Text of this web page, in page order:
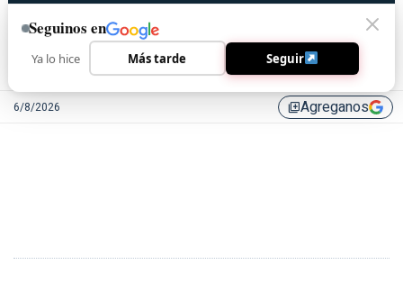
6/8/2026 library_addAgreganos
Seguinos en
Ya lo hice Más tarde Seguir